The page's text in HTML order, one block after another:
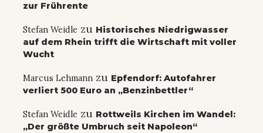
zur Frührente
Stefan Weidle zu Historisches Niedrigwasser
auf dem Rhein trifft die Wirtschaft mit voller
Wucht
Marcus Lehmann zu Epfendorf: Autofahrer
verliert 500 Euro an „Benzinbettler“
Stefan Weidle zu Rottweils Kirchen im Wandel:
„Der größte Umbruch seit Napoleon“